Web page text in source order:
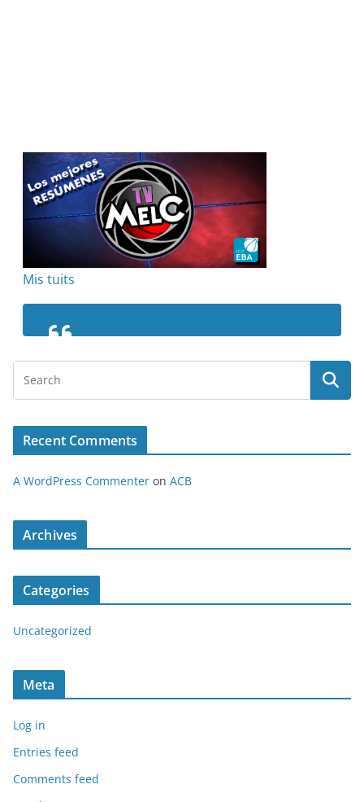
Mis tuits
Recent Comments
A WordPress Commenter on ACB
Archives
Categories
Uncategorized
Meta
Log in
Entries feed
Comments feed